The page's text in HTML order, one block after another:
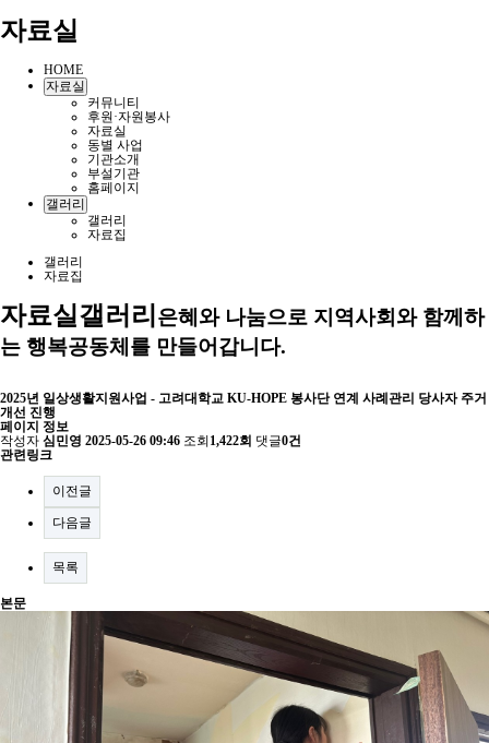
자료실
HOME
자료실
커뮤니티
후원·자원봉사
자료실
동별 사업
기관소개
부설기관
홈페이지
갤러리
갤러리
자료집
갤러리
자료집
자료실갤러리 은혜와 나눔으로 지역사회와 함께하
는 행복공동체를 만들어갑니다.
2025년 일상생활지원사업 - 고려대학교 KU-HOPE 봉사단 연계 사례관리 당사자 주거
개선 진행
페이지 정보
작성자 심민영 2025-05-26 09:46 조회 1,422회 댓글0건
관련링크
이전글
다음글
목록
본문